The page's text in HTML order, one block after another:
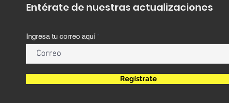
Entérate de nuestras actualizaciones
Ingresa tu correo aquí
Regístrate